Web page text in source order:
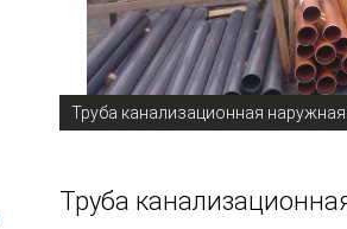
Труба канализационная
Труба